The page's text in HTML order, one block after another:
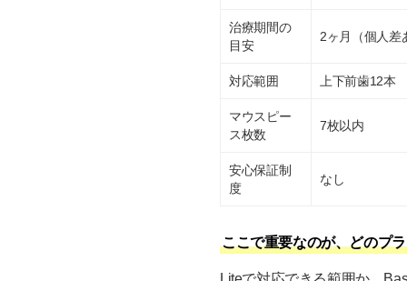
治療期間の
目安
2ヶ月（個人差
対応範囲 上下前歯12本
マウスピー
ス枚数
7枚以内
安心保証制
度
なし
ここで重要なのが、どのプ